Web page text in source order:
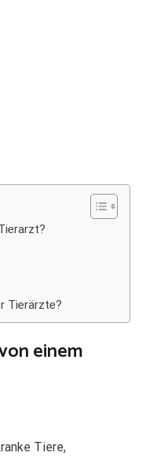
Tierärzte?
einem
Tiere,